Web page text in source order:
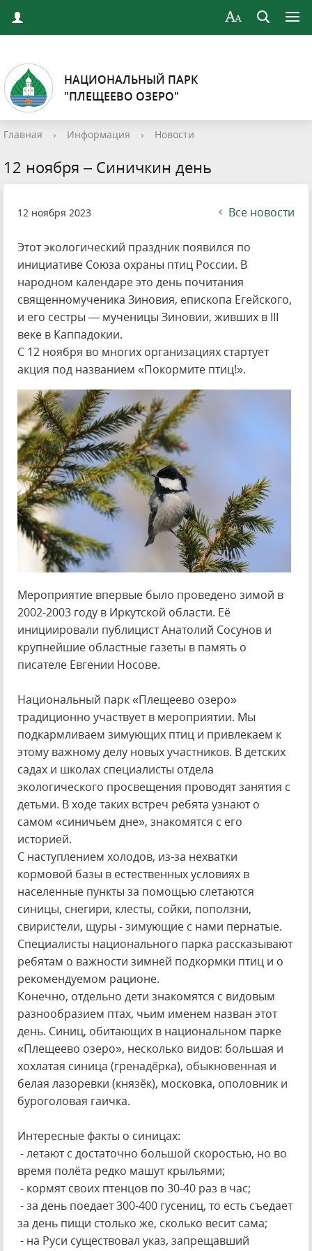
НАЦИОНАЛЬНЫЙ ПАРК
"ПЛЕЩЕЕВО ОЗЕРО"
Главная › Информация › Новости
12 ноября – Синичкин день
12 ноября 2023 Все новости
Этот экологический праздник появился по
инициативе Союза охраны птиц России. В
народном календаре это день почитания
священномученика Зиновия, епископа Егейского,
и его сестры — мученицы Зиновии, живших в III
веке в Каппадокии.
С 12 ноября во многих организациях стартует
акция под названием «Покормите птиц!».
Мероприятие впервые было проведено зимой в
2002-2003 году в Иркутской области. Её
инициировали публицист Анатолий Сосунов и
крупнейшие областные газеты в память о
писателе Евгении Носове.
Национальный парк «Плещеево озеро»
традиционно участвует в мероприятии. Мы
подкармливаем зимующих птиц и привлекаем к
этому важному делу новых участников. В детских
садах и школах специалисты отдела
экологического просвещения проводят занятия с
детьми. В ходе таких встреч ребята узнают о
самом «синичьем дне», знакомятся с его
историей.
С наступлением холодов, из-за нехватки
кормовой базы в естественных условиях в
населенные пункты за помощью слетаются
синицы, снегири, клесты, сойки, поползни,
свиристели, щуры - зимующие с нами пернатые.
Специалисты национального парка рассказывают
ребятам о важности зимней подкормки птиц и о
рекомендуемом рационе.
Конечно, отдельно дети знакомятся с видовым
разнообразием птах, чьим именем назван этот
день. Синиц, обитающих в национальном парке
«Плещеево озеро», несколько видов: большая и
хохлатая синица (гренадёрка), обыкновенная и
белая лазоревки (князёк), московка, ополовник и
буроголовая гаичка.
Интересные факты о синицах:
- летают с достаточно большой скоростью, но во
время полёта редко машут крыльями;
- кормят своих птенцов по 30-40 раз в час;
- за день поедает 300-400 гусениц, то есть съедает
за день пищи столько же, сколько весит сама;
- на Руси существовал указ, запрещавший